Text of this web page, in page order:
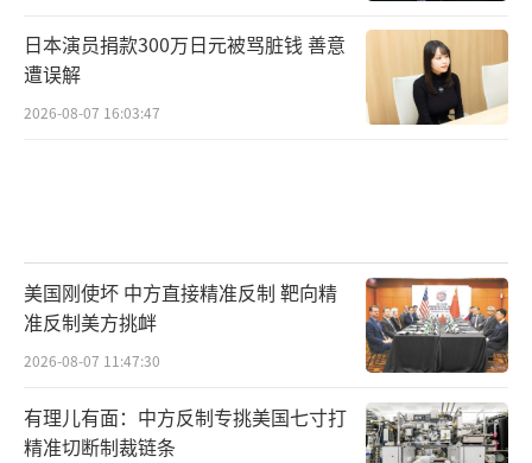
日本演员捐款300万日元被骂脏钱 善意
遭误解
2026-08-07 16:03:47
美国刚使坏 中方直接精准反制 靶向精
准反制美方挑衅
2026-08-07 11:47:30
有理儿有面：中方反制专挑美国七寸打
精准切断制裁链条